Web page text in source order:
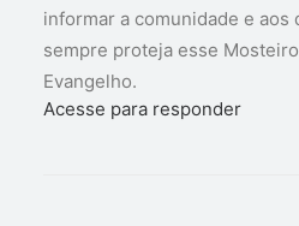
informar a comunidade e aos
sempre proteja esse
Evangelho.
Acesse para responder